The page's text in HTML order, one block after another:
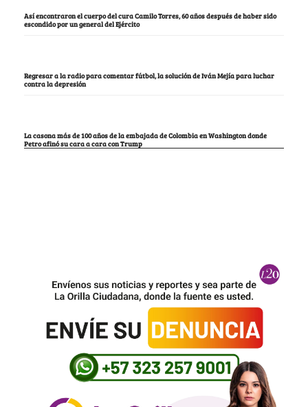
Así encontraron el cuerpo del cura Camilo Torres, 60 años después de haber sido
escondido por un general del Ejército
Regresar a la radio para comentar fútbol, la solución de Iván Mejía para luchar
contra la depresión
La casona más de 100 años de la embajada de Colombia en Washington donde
Petro afinó su cara a cara con Trump